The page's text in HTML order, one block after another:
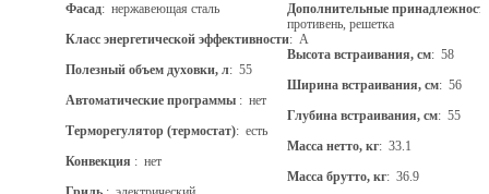
Фасад: нержавеющая сталь
Класс энергетической эффективности: A
Полезный объем духовки, л: 55
Автоматические программы : нет
Терморегулятор (термостат): есть
Конвекция : нет
Дополнительные
противень, решетка
Высота встраивания, см: 58
Ширина встраивания, см: 56
Глубина встраивания, см: 55
Масса нетто, кг: 33.1
Масса брутто, кг: 36.9